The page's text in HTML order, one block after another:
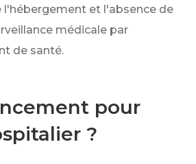
l'hébergement et l'absence de
médicale par
de santé.
pour
?